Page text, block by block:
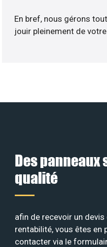
En bref, nous gérons
jouir pleinement de
Des panneaux
qualité
afin de recevoir un
rentabilité, vous êtes en
contacter via le